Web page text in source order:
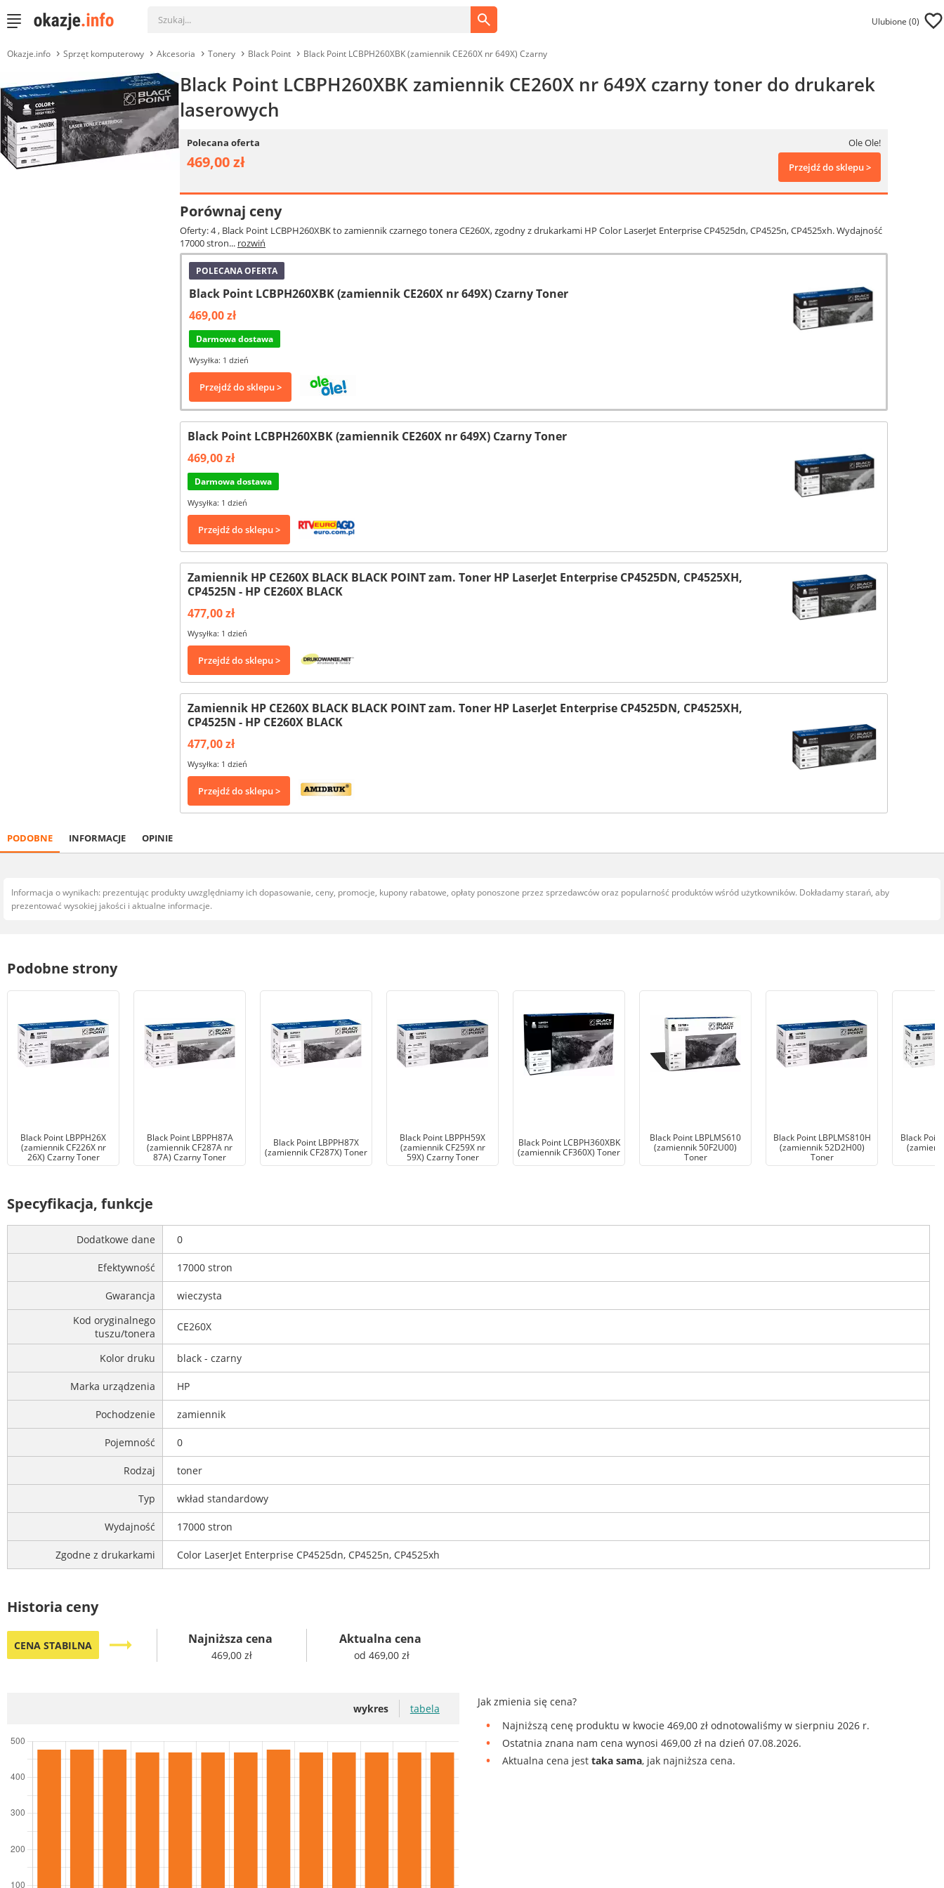
Ulubione (0)
Okazje.info Sprzęt komputerowy Akcesoria Tonery Black Point Black Point LCBPH260XBK (zamiennik CE260X nr 649X) Czarny
Black Point LCBPH260XBK zamiennik CE260X nr 649X czarny toner do drukarek
laserowych
Polecana oferta Ole Ole!
469,00 zł Przejdź do sklepu >
Porównaj ceny
Oferty: 4, Black Point LCBPH260XBK to zamiennik czarnego tonera CE260X, zgodny z drukarkami HP Color LaserJet Enterprise CP4525dn, CP4525n, CP4525xh. Wydajność
17000 stron... rozwiń
POLECANA OFERTA
Black Point LCBPH260XBK (zamiennik CE260X nr 649X) Czarny Toner
469,00 zł
Darmowa dostawa
Wysyłka: 1 dzień
Przejdź do sklepu >
Black Point LCBPH260XBK (zamiennik CE260X nr 649X) Czarny Toner
469,00 zł
Darmowa dostawa
Wysyłka: 1 dzień
Przejdź do sklepu >
Zamiennik HP CE260X BLACK BLACK POINT zam. Toner HP LaserJet Enterprise CP4525DN, CP4525XH,
CP4525N - HP CE260X BLACK
477,00 zł
Wysyłka: 1 dzień
Przejdź do sklepu >
Zamiennik HP CE260X BLACK BLACK POINT zam. Toner HP LaserJet Enterprise CP4525DN, CP4525XH,
CP4525N - HP CE260X BLACK
477,00 zł
Wysyłka: 1 dzień
Przejdź do sklepu >
PODOBNE INFORMACJE OPINIE
Informacja o wynikach: prezentując produkty uwzględniamy ich dopasowanie, ceny, promocje, kupony rabatowe, opłaty ponoszone przez sprzedawców oraz popularność produktów wśród użytkowników. Dokładamy starań, aby
prezentować wysokiej jakości i aktualne informacje.
Podobne strony
Black Point LBPPH26X
(zamiennik CF226X nr
26X) Czarny Toner
Black Point LBPPH87A
(zamiennik CF287A nr
87A) Czarny Toner
Black Point LBPPH87X
(zamiennik CF287X) Toner
Black Point LBPPH59X
(zamiennik CF259X nr
59X) Czarny Toner
Black Point LCBPH360XBK
(zamiennik CF360X) Toner
Black Point LBPLMS610
(zamiennik 50F2U00)
Toner
Black Point LBPLMS810H
(zamiennik 52D2H00)
Toner
Black
Specyfikacja, funkcje
Dodatkowe dane 0
Efektywność 17000 stron
Gwarancja
wieczysta
Kod oryginalnego
tuszu/tonera
CE260X
Kolor druku black - czarny
Marka urządzenia HP
Pochodzenie zamiennik
Pojemność 0
Rodzaj toner
Typ wkład standardowy
Wydajność 17000 stron
Zgodne z drukarkami Color LaserJet Enterprise CP4525dn, CP4525n, CP4525xh
Historia ceny
CENA STABILNA trending_flat Najniższa cena
469,00 zł
Aktualna cena
od 469,00 zł
wykres tabela
Jak zmienia się cena?
Najniższą cenę produktu w kwocie 469,00 zł odnotowaliśmy w sierpniu 2026 r.
Ostatnia znana nam cena wynosi 469,00 zł na dzień 07.08.2026.
Aktualna cena jesttaka sama, jak najniższa cena.